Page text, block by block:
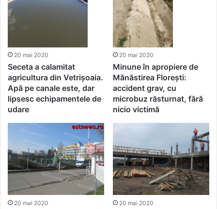
20 mai 2020
Seceta a calamitat
agricultura din Vetrișoaia.
Apă pe canale este, dar
lipsesc echipamentele de
udare
20 mai 2020
Minune în apropiere de
Mănăstirea Florești:
accident grav, cu
microbuz răsturnat, fără
nicio victimă
20 mai 2020 20 mai 2020